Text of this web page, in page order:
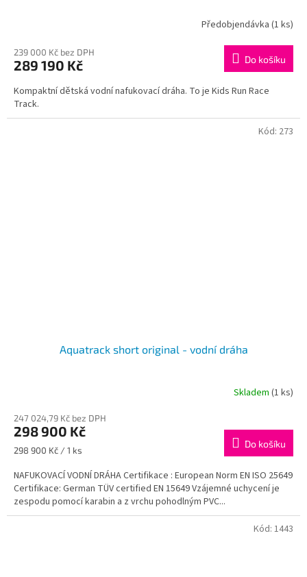
Předobjendávka (1 ks)
239 000 Kč bez DPH
289 190 Kč Do košíku
Kompaktní dětská vodní nafukovací dráha. To je Kids Run Race
Track.
Aquatrack short original - vodní dráha
Skladem (1 ks)
247 024,79 Kč bez DPH
298 900 Kč
Měrná
298 900 Kč / 1 ks
Do košíku
NAFUKOVACÍ VODNÍ DRÁHA Certifikace : European Norm EN ISO 25649
Certifikace: German TÜV certified EN 15649 Vzájemné uchycení je
zespodu pomocí karabin a z vrchu pohodlným PVC...
Kód: 273
Kód: 1443